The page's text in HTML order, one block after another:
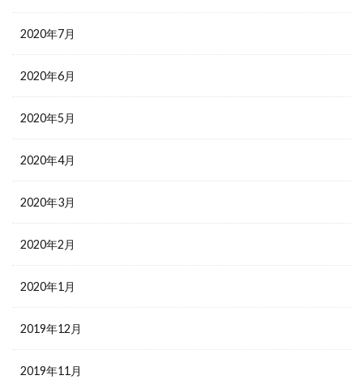
2020年7月
2020年6月
2020年5月
2020年4月
2020年3月
2020年2月
2020年1月
2019年12月
2019年11月